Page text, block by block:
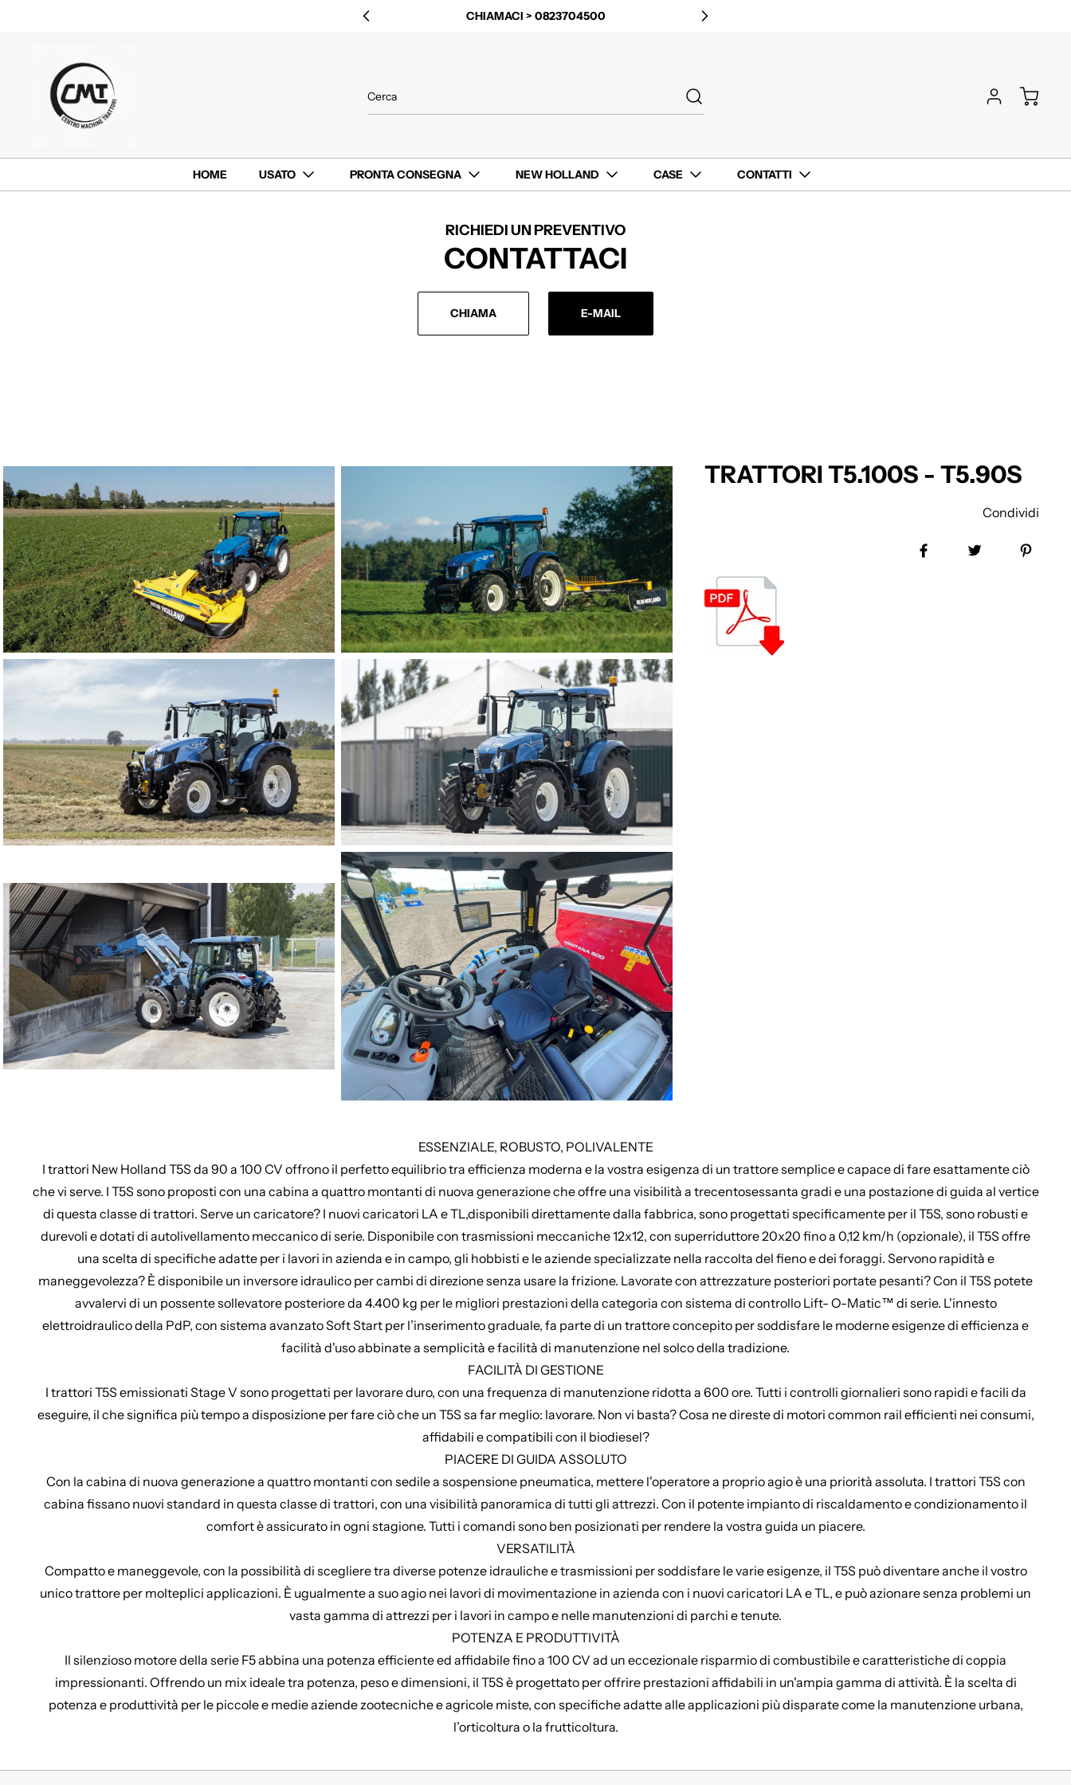
CHIAMACI > 0823704500
HOME USATO PRONTA CONSEGNA NEW HOLLAND CASE CONTATTI
RICHIEDI UN PREVENTIVO
CONTATTACI
CHIAMA E-MAIL
TRATTORI T5.100S - T5.90S
Condividi
ESSENZIALE, ROBUSTO, POLIVALENTE
I trattori New Holland T5S da 90 a 100 CV offrono il perfetto equilibrio tra efficienza moderna e la vostra esigenza di un trattore semplice e capace di fare esattamente ciò
che vi serve. I T5S sono proposti con una cabina a quattro montanti di nuova generazione che offre una visibilità a trecentosessanta gradi e una postazione di guida al vertice
di questa classe di trattori. Serve un caricatore? I nuovi caricatori LA e TL,disponibili direttamente dalla fabbrica, sono progettati specificamente per il T5S, sono robusti e
durevoli e dotati di autolivellamento meccanico di serie. Disponibile con trasmissioni meccaniche 12x12, con superriduttore 20x20 fino a 0,12 km/h (opzionale), il T5S offre
una scelta di specifiche adatte per i lavori in azienda e in campo, gli hobbisti e le aziende specializzate nella raccolta del fieno e dei foraggi. Servono rapidità e
maneggevolezza? È disponibile un inversore idraulico per cambi di direzione senza usare la frizione. Lavorate con attrezzature posteriori portate pesanti? Con il T5S potete
avvalervi di un possente sollevatore posteriore da 4.400 kg per le migliori prestazioni della categoria con sistema di controllo Lift- O-Matic™ di serie. L'innesto
elettroidraulico della PdP, con sistema avanzato Soft Start per l’inserimento graduale, fa parte di un trattore concepito per soddisfare le moderne esigenze di efficienza e
facilità d'uso abbinate a semplicità e facilità di manutenzione nel solco della tradizione.
FACILITÀ DI GESTIONE
I trattori T5S emissionati Stage V sono progettati per lavorare duro, con una frequenza di manutenzione ridotta a 600 ore. Tutti i controlli giornalieri sono rapidi e facili da
eseguire, il che significa più tempo a disposizione per fare ciò che un T5S sa far meglio: lavorare. Non vi basta? Cosa ne direste di motori common rail efficienti nei consumi,
affidabili e compatibili con il biodiesel?
PIACERE DI GUIDA ASSOLUTO
Con la cabina di nuova generazione a quattro montanti con sedile a sospensione pneumatica, mettere l'operatore a proprio agio è una priorità assoluta. I trattori T5S con
cabina fissano nuovi standard in questa classe di trattori, con una visibilità panoramica di tutti gli attrezzi. Con il potente impianto di riscaldamento e condizionamento il
comfort è assicurato in ogni stagione. Tutti i comandi sono ben posizionati per rendere la vostra guida un piacere.
VERSATILITÀ
Compatto e maneggevole, con la possibilità di scegliere tra diverse potenze idrauliche e trasmissioni per soddisfare le varie esigenze, il T5S può diventare anche il vostro
unico trattore per molteplici applicazioni. È ugualmente a suo agio nei lavori di movimentazione in azienda con i nuovi caricatori LA e TL, e può azionare senza problemi un
vasta gamma di attrezzi per i lavori in campo e nelle manutenzioni di parchi e tenute.
POTENZA E PRODUTTIVITÀ
Il silenzioso motore della serie F5 abbina una potenza efficiente ed affidabile fino a 100 CV ad un eccezionale risparmio di combustibile e caratteristiche di coppia
impressionanti. Offrendo un mix ideale tra potenza, peso e dimensioni, il T5S è progettato per offrire prestazioni affidabili in un'ampia gamma di attività. È la scelta di
potenza e produttività per le piccole e medie aziende zootecniche e agricole miste, con specifiche adatte alle applicazioni più disparate come la manutenzione urbana,
l’orticoltura o la frutticoltura.